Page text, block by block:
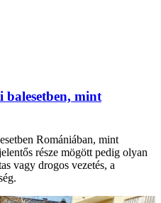
mint
Romániában, mint
része mögött pedig olyan
vagy drogos vezetés, a